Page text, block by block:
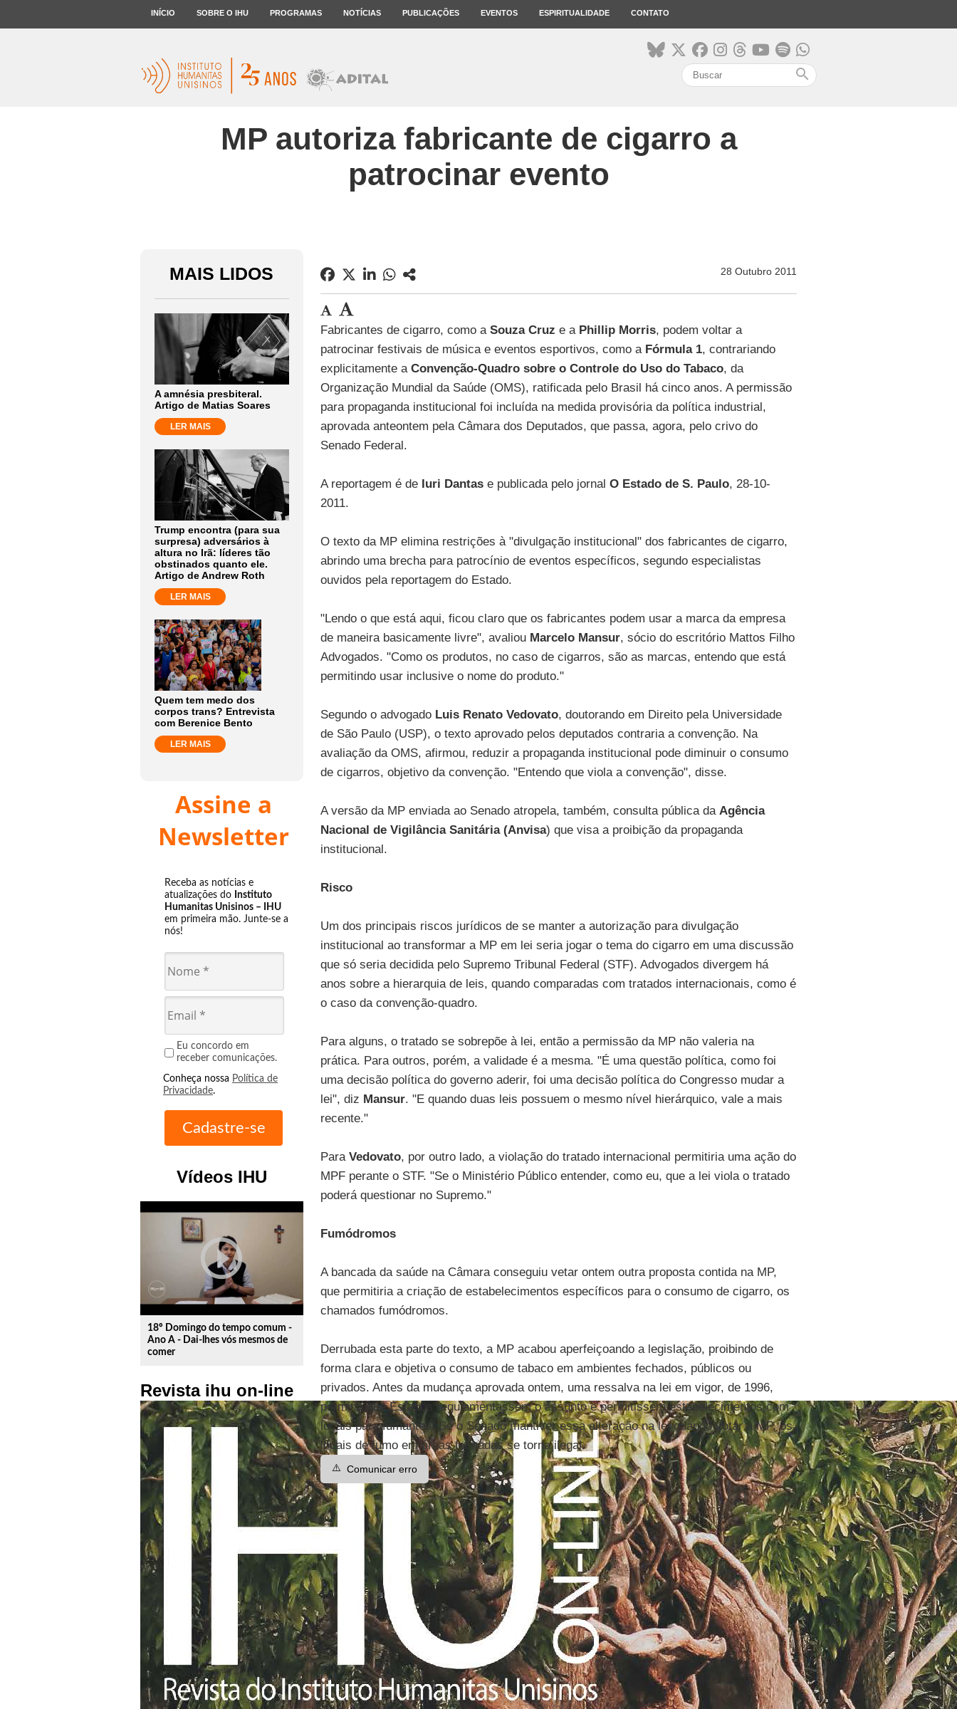
INÍCIO SOBRE O IHU PROGRAMAS NOTÍCIAS PUBLICAÇÕES EVENTOS ESPIRITUALIDADE CONTATO
search
MP autoriza fabricante de cigarro a
patrocinar evento
MAIS LIDOS
A amnésia presbiteral.
Artigo de Matias Soares
LER MAIS
Trump encontra (para sua
surpresa) adversários à
altura no Irã: líderes tão
obstinados quanto ele.
Artigo de Andrew Roth
LER MAIS
Quem tem medo dos
corpos trans? Entrevista
com Berenice Bento
LER MAIS
Assine a
Newsletter
Receba as notícias e
atualizações do Instituto
Humanitas Unisinos – IHU
em primeira mão. Junte-se a
nós!
Eu concordo em
receber comunicações.
Conheça nossa Política de
Privacidade.
Vídeos IHU
play_circle_outline
18º Domingo do tempo comum -
Ano A - Dai-lhes vós mesmos de
comer
Revista ihu on-line
28 Outubro 2011
Fabricantes de cigarro, como a Souza Cruz e a Phillip Morris, podem voltar a
patrocinar festivais de música e eventos esportivos, como a Fórmula 1, contrariando
explicitamente a Convenção-Quadro sobre o Controle do Uso do Tabaco, da
Organização Mundial da Saúde (OMS), ratificada pelo Brasil há cinco anos. A permissão
para propaganda institucional foi incluída na medida provisória da política industrial,
aprovada anteontem pela Câmara dos Deputados, que passa, agora, pelo crivo do
Senado Federal.
A reportagem é de Iuri Dantase publicada pelo jornal O Estado de S. Paulo, 28-10-
2011.
O texto da MP elimina restrições à "divulgação institucional" dos fabricantes de cigarro,
abrindo uma brecha para patrocínio de eventos específicos, segundo especialistas
ouvidos pela reportagem do Estado.
"Lendo o que está aqui, ficou claro que os fabricantes podem usar a marca da empresa
de maneira basicamente livre", avaliou Marcelo Mansur, sócio do escritório Mattos Filho
Advogados. "Como os produtos, no caso de cigarros, são as marcas, entendo que está
permitindo usar inclusive o nome do produto."
Segundo o advogado Luis Renato Vedovato, doutorando em Direito pela Universidade
de São Paulo (USP), o texto aprovado pelos deputados contraria a convenção. Na
avaliação da OMS, afirmou, reduzir a propaganda institucional pode diminuir o consumo
de cigarros, objetivo da convenção. "Entendo que viola a convenção", disse.
A versão da MP enviada ao Senado atropela, também, consulta pública da Agência
Nacional de Vigilância Sanitária (Anvisa) que visa a proibição da propaganda
institucional.
Risco
Um dos principais riscos jurídicos de se manter a autorização para divulgação
institucional ao transformar a MP em lei seria jogar o tema do cigarro em uma discussão
que só seria decidida pelo Supremo Tribunal Federal (STF). Advogados divergem há
anos sobre a hierarquia de leis, quando comparadas com tratados internacionais, como é
o caso da convenção-quadro.
Para alguns, o tratado se sobrepõe à lei, então a permissão da MP não valeria na
prática. Para outros, porém, a validade é a mesma. "É uma questão política, como foi
uma decisão política do governo aderir, foi uma decisão política do Congresso mudar a
lei", diz Mansur. "E quando duas leis possuem o mesmo nível hierárquico, vale a mais
recente."
Para Vedovato, por outro lado, a violação do tratado internacional permitiria uma ação do
MPF perante o STF. "Se o Ministério Público entender, como eu, que a lei viola o tratado
poderá questionar no Supremo."
Fumódromos
A bancada da saúde na Câmara conseguiu vetar ontem outra proposta contida na MP,
que permitiria a criação de estabelecimentos específicos para o consumo de cigarro, os
chamados fumódromos.
Derrubada esta parte do texto, a MP acabou aperfeiçoando a legislação, proibindo de
forma clara e objetiva o consumo de tabaco em ambientes fechados, públicos ou
privados. Antes da mudança aprovada ontem, uma ressalva na lei em vigor, de 1996,
permitia que Estados regulamentassem o assunto e permitissem estabelecimentos com
locais para fumantes. Se o Senado mantiver essa alteração na lei quando votar a MP, os
locais de fumo em áreas fechadas se torna ilegal.
⚠️ Comunicar erro